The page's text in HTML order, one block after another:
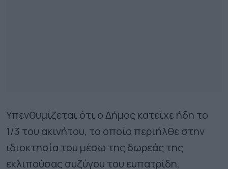
Υπενθυμίζεται ότι ο Δήμος κατείχε ήδη το
1/3 του ακινήτου, το οποίο περιήλθε στην
ιδιοκτησία του μέσω της δωρεάς της
εκλιπούσας συζύγου του ευπατρίδη,